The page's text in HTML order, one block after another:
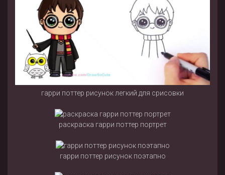
гарри поттер рисунок легкий для срисовки
раскраска гарри поттер портрет
гарри поттер рисунок поэтапно